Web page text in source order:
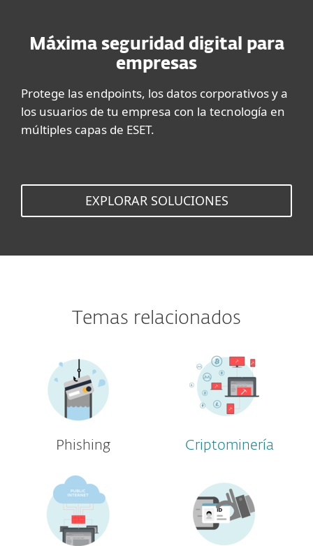
Máxima seguridad digital para
empresas
Protege las endpoints, los datos corporativos y a
los usuarios de tu empresa con la tecnología en
múltiples capas de ESET.
EXPLORAR SOLUCIONES
Temas relacionados
Phishing Criptominería